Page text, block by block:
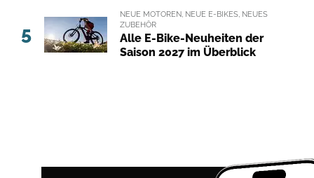
5
NEUE MOTOREN, NEUE E-BIKES, NEUES
ZUBEHÖR
Alle E-Bike-Neuheiten der
Saison 2027 im Überblick